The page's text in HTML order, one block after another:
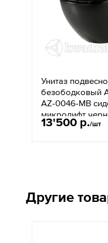
Унитаз
безободковый
AZ-0046-MB
микролифт
13'500 р./шт
Другие